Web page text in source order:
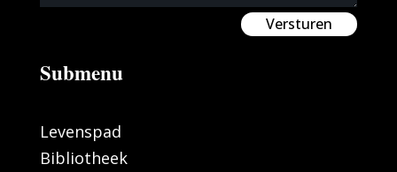
Versturen
Submenu
Levenspad
Bibliotheek